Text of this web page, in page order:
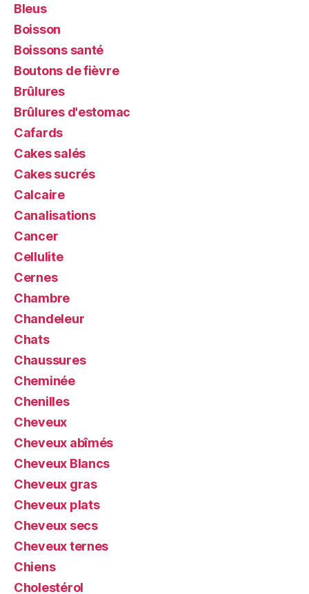
Bleus
Boisson
Boissons santé
Boutons de fièvre
Brûlures
Brûlures d'estomac
Cafards
Cakes salés
Cakes sucrés
Calcaire
Canalisations
Cancer
Cellulite
Cernes
Chambre
Chandeleur
Chats
Chaussures
Cheminée
Chenilles
Cheveux
Cheveux abîmés
Cheveux Blancs
Cheveux gras
Cheveux plats
Cheveux secs
Cheveux ternes
Chiens
Cholestérol